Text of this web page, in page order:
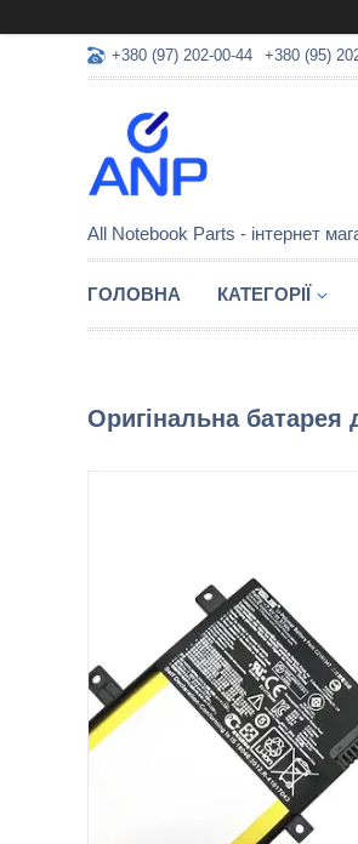
+380 (97) 202-00-44 +380 (95)
All Notebook Parts - інтернет
ГОЛОВНА КАТЕГОРІЇ
Оригінальна батарея